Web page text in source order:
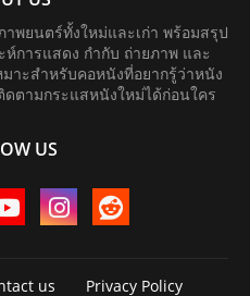
พยนตร์ทั้งใหม่และเก่า พร้อมสรุป
ห์การแสดง กำกับ ถ่ายภาพ และ
มาะสำหรับคอหนังที่อยากรู้ว่าหนัง
ดตามกระแสหนังใหม่ได้ก่อนใคร
US
us Privacy Policy